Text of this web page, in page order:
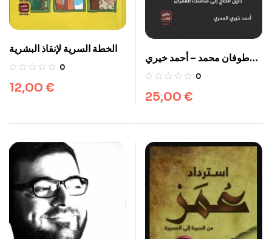
الخطة السرية لإنقاذ البشرية
0
12,00 €
طوفان محمد – أحمد خيري
العمري
0
25,00 €